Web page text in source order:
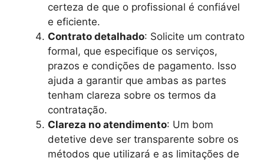
certeza de que o profissional é confiável
e eficiente.
Contrato detalhado: Solicite um contrato
formal, que especifique os serviços,
prazos e condições de pagamento. Isso
ajuda a garantir que ambas as partes
tenham clareza sobre os termos da
contratação.
Clareza no atendimento: Um bom
detetive deve ser transparente sobre os
métodos que utilizará e as limitações de